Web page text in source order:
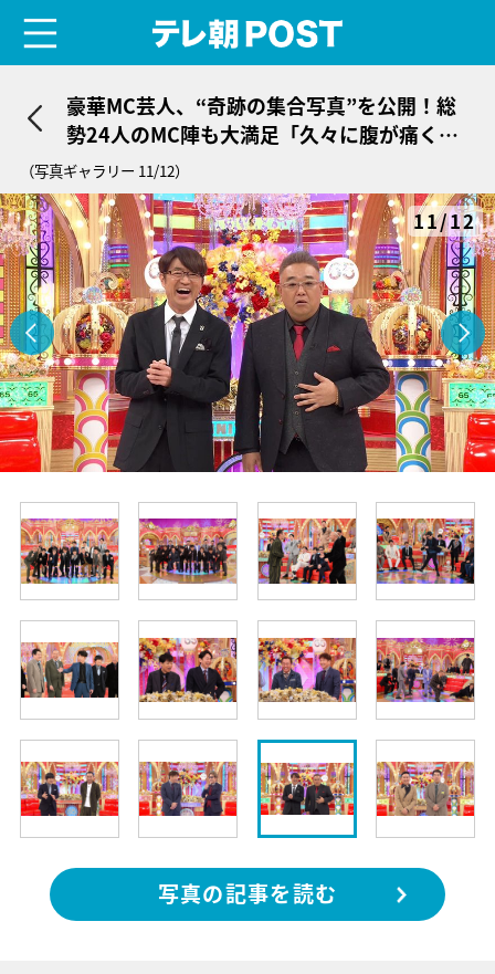
豪華MC芸人、“奇跡の集合写真”を公開！総
勢24人のMC陣も大満足「久々に腹が痛くな
りました」
（写真ギャラリー 11/12）
11/12
写真の記事を読む